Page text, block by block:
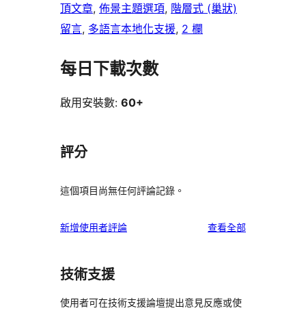
頂文章, 佈景主題選項, 階層式 (巢狀)
留言, 多語言本地化支援, 2 欄
每日下載次數
啟用安裝數: 60+
評分
這個項目尚無任何評論記錄。
新增使用者評論 查看全部使
技術支援
使用者可在技術支援論壇提出意見反應或使